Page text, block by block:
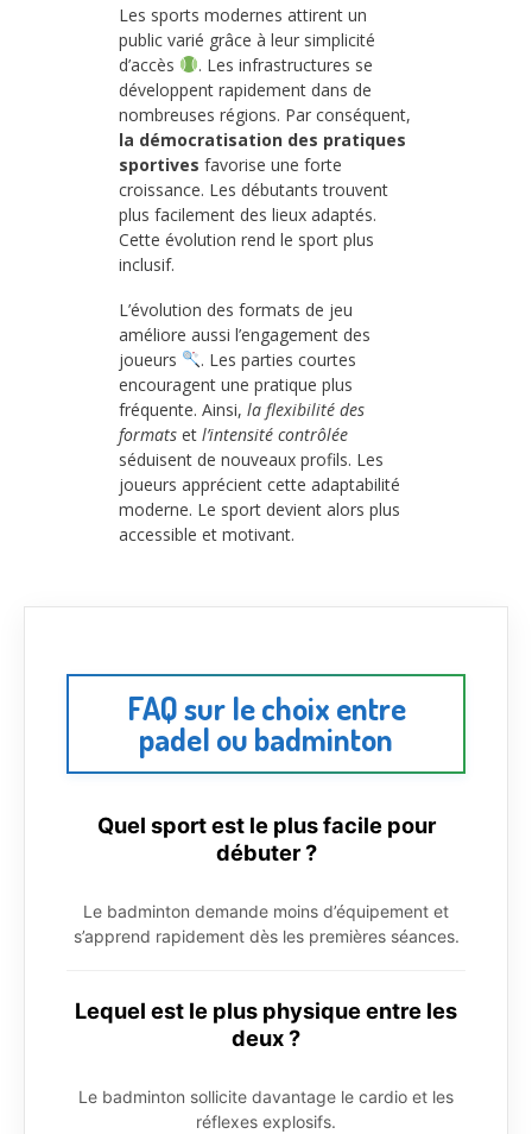
Les sports modernes attirent un
public varié grâce à leur simplicité
d’accès
. Les infrastructures se
développent rapidement dans de
nombreuses régions. Par conséquent,
la démocratisation des pratiques
sportives favorise une forte
croissance. Les débutants trouvent
plus facilement des lieux adaptés.
Cette évolution rend le sport plus
inclusif.
L’évolution des formats de jeu
améliore aussi l’engagement des
joueurs
. Les parties courtes
encouragent une pratique plus
fréquente. Ainsi, la flexibilité des
formats et l’intensité contrôlée
séduisent de nouveaux profils. Les
joueurs apprécient cette adaptabilité
moderne. Le sport devient alors plus
accessible et motivant.
FAQ sur le choix entre
padel ou badminton
Quel sport est le plus facile pour
débuter ?
Le badminton demande moins d’équipement et
s’apprend rapidement dès les premières séances.
Lequel est le plus physique entre les
deux ?
Le badminton sollicite davantage le cardio et les
réflexes explosifs.